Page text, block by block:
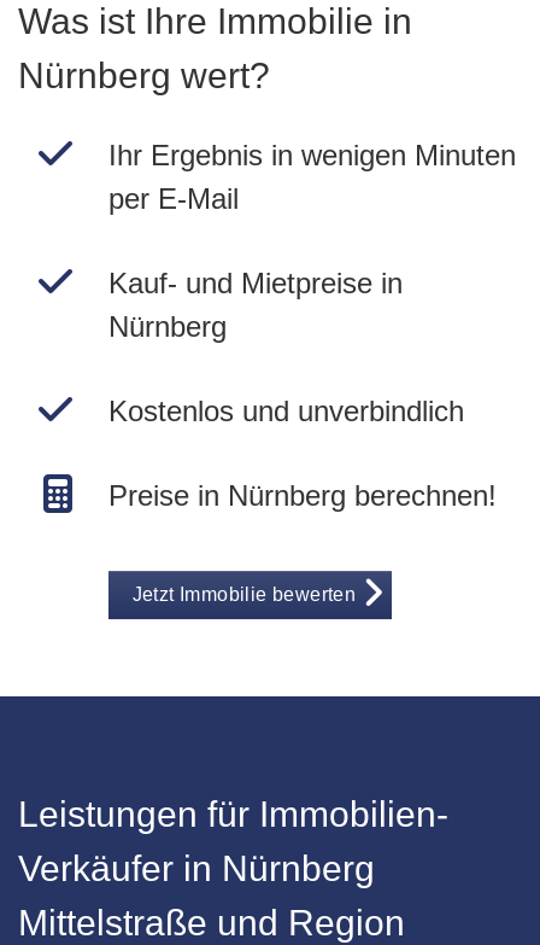
Was ist Ihre Immobilie in
Nürnberg wert?
Ihr Ergebnis in wenigen Minuten
per E-Mail
Kauf- und Mietpreise in
Nürnberg
Kostenlos und unverbindlich
Preise in Nürnberg berechnen!
Jetzt Immobilie bewerten
Leistungen für Immobilien-
Verkäufer in Nürnberg
Mittelstraße und Region